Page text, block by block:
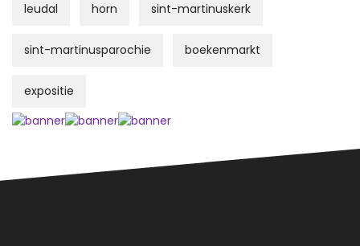
leudal horn sint-martinuskerk
sint-martinusparochie boekenmarkt
expositie